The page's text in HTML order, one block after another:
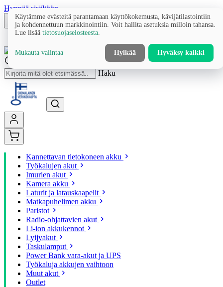
Hyppää sisältöön
Haku
Kannettavan tietokoneen akku
Työkalujen akut
Imurien akut
Kamera akku
Laturit ja latauskaapelit
Matkapuhelimen akku
Paristot
Radio-ohjattavien akut
Li-ion akkukennot
Lyijyakut
Taskulamput
Power Bank vara-akut ja UPS
Työkaluja akkujen vaihtoon
Muut akut
Outlet
Käytämme evästeitä parantamaan käyttökokemusta, kävijätilastointiin
ja kohdennettuun markkinointiin. Voit hallita asetuksia milloin tahansa.
Lue lisää tietosuojaselosteesta
Mukauta valintaa Hylkää Hyväksy kaikki